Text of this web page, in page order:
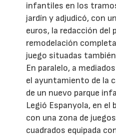
infantiles en los
jardín y adjudicó, con
euros, la redacción del
remodelación
juego situadas
En paralelo, a
el ayuntamiento de la
de un nuevo parque
Legió Espanyola, en el
con una zona de
cuadrados equipada